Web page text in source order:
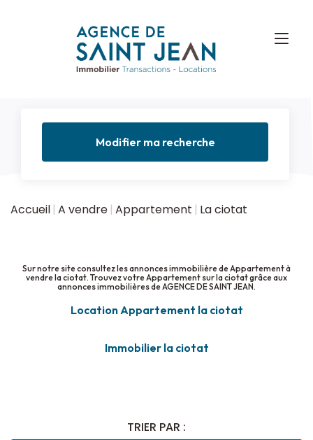
Modifier ma recherche
Accueil A vendre Appartement La ciotat
Sur notre site consultez les annonces immobilière de Appartement à
vendre la ciotat. Trouvez votre Appartement sur la ciotat grâce aux
annonces immobilières de AGENCE DE SAINT JEAN.
Location Appartement la ciotat
Immobilier la ciotat
TRIER PAR :